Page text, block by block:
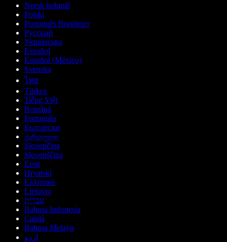
Norsk bokmål
Polski
Português Brasileiro
Русский
Українська
Español
Español (México)
Svenska
ไทย
Türkçe
Tiếng Việt
Română
Português
Български
ქართული
Slovenčina
Slovenščina
Eesti
Hrvatski
Ελληνικά
Lietuvių
עברית
Bahasa Indonesia
Català
Bahasa Melayu
اردو